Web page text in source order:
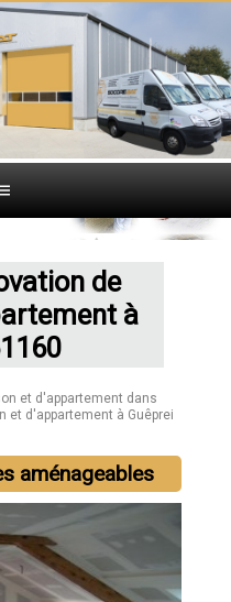
de
à
et d'appartement dans
et d'appartement à Guêprei
aménageables